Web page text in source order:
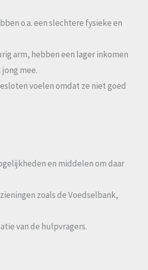
o.a. een slechtere fysieke en
arm, hebben een lager inkomen
mee.
voelen omdat ze niet goed
en middelen om daar
zoals de Voedselbank,
van de hulpvragers.